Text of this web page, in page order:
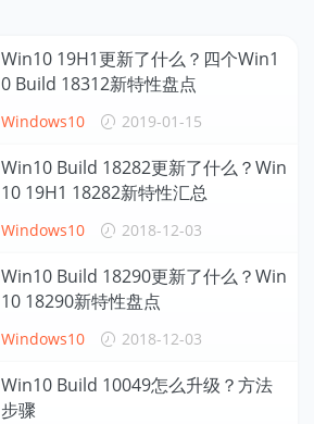
Win10 19H1更新了什么？四个Win1
0 Build 18312新特性盘点
Windows10 2019-01-15
Win10 Build 18282更新了什么？Win
10 19H1 18282新特性汇总
Windows10 2018-12-03
Win10 Build 18290更新了什么？Win
10 18290新特性盘点
Windows10 2018-12-03
Win10 Build 10049怎么升级？方法
步骤